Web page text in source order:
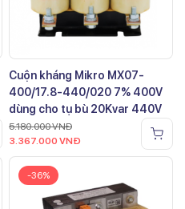
Cuộn kháng Mikro MX07-
400/17.8-440/020 7% 400V
dùng cho tụ bù 20Kvar 440V
5.180.000VNĐ
3.367.000 VNĐ
-36%